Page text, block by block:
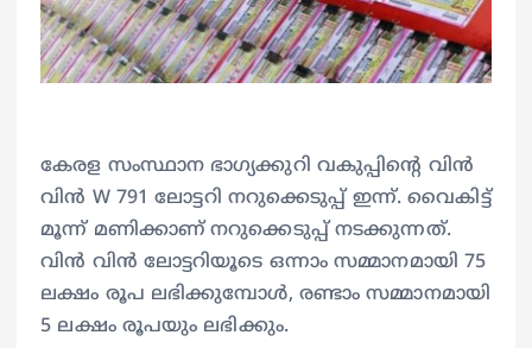
കേരള സംസ്ഥാന ഭാഗ്യക്കുറി വകുപ്പിന്റെ വിൻ
വിൻ W 791 ലോട്ടറി നറുക്കെടുപ്പ് ഇന്ന്. വൈകിട്ട്
മൂന്ന് മണിക്കാണ് നറുക്കെടുപ്പ് നടക്കുന്നത്.
വിൻ വിൻ ലോട്ടറിയൂടെ ഒന്നാം സമ്മാനമായി 75
ലക്ഷം രൂപ ലഭിക്കുമ്പോൾ, രണ്ടാം സമ്മാനമായി
5 ലക്ഷം രൂപയും ലഭിക്കും.